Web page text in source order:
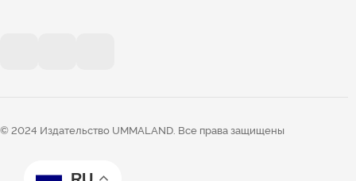
© 2024 Издательство UMMALAND. Все права защищены